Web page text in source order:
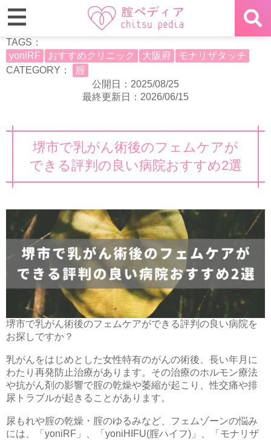
TAGS：
yoniRF
おすすめクリニック 大阪府
モナリザタッチ
CATEGORY：
腟
公開日：2025/08/25
最終更新日：2026/06/15
堺市で乳がん術後のフェムケアが
できる評判の良い病院おすすめ2選
堺市で乳がん術後のフェムケアができる評判の良い病院を
お探しですか？
乳がんをはじめとした女性特有のがんの術後、長い年月に
わたり再発防止治療があります。その治療のホルモン療法
や抗がん剤の影響で腟の乾燥や萎縮が起こり、性交痛や排
尿トラブルが起きることがあります。
尿もれや腟の乾燥・腟のゆるみなど、フェムゾーンの悩み
には、
「yoniRF」、「yoniHIFU(腟ハイフ)」、「モナリザ